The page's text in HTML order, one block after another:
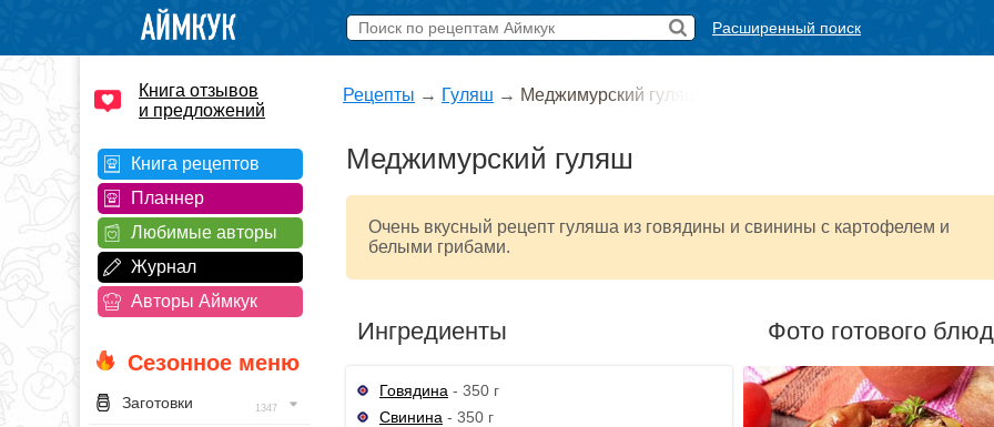
Расширенный поиск
Книга отзывов
и предложений
Книга рецептов
Планнер
Любимые авторы
Журнал
Авторы Аймкук
Сезонное меню
Заготовки 1347
Рецепты → Гуляш → Меджимурский гуляш
Меджимурский гуляш
Очень вкусный рецепт гуляша из говядины и свинины с картофелем и
белыми грибами.
Ингредиенты
Говядина - 350 г
Свинина - 350 г
Фото готового